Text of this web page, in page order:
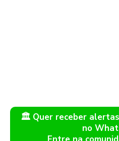
🏛️ Quer receber alertas
no